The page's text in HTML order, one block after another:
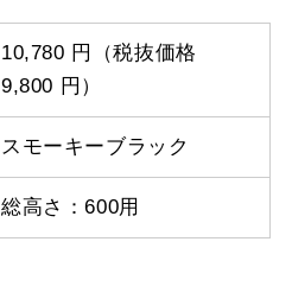
10,780 円（税抜価格
9,800 円）
スモーキーブラック
総高さ：600用